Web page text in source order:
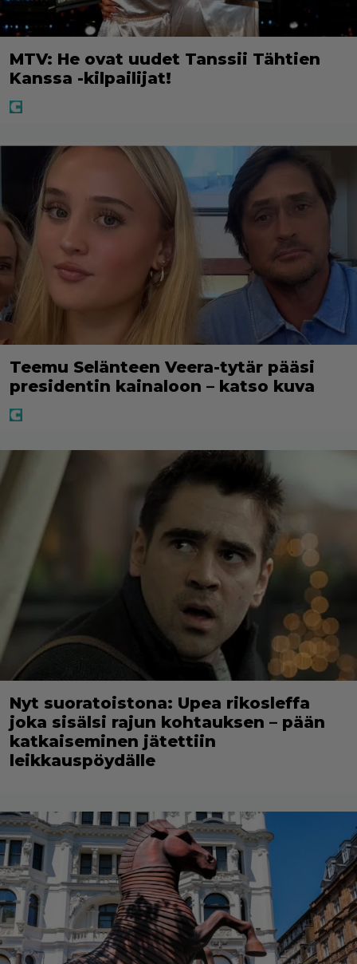
MTV: He ovat uudet Tanssii Tähtien
Kanssa -kilpailijat!
Teemu Selänteen Veera-tytär pääsi
presidentin kainaloon – katso kuva
Nyt suoratoistona: Upea rikosleffa
joka sisälsi rajun kohtauksen – pään
katkaiseminen jätettiin
leikkauspöydälle